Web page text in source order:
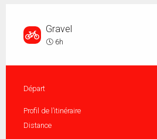
Gravel
6h
Informations pratiques
Départ
Profil de l’itinéraire
Distance